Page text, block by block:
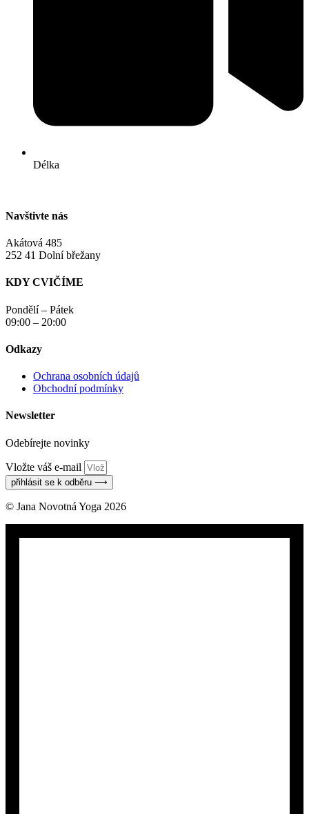
Délka
Navštivte nás
Akátová 485
252 41 Dolní břežany
KDY CVIČÍME
Pondělí – Pátek
09:00 – 20:00
Odkazy
Ochrana osobních údajů
Obchodní podmínky
Newsletter
Odebírejte novinky
Vložte váš e-mail
přihlásit se k odběru ⟶
© Jana Novotná Yoga 2026